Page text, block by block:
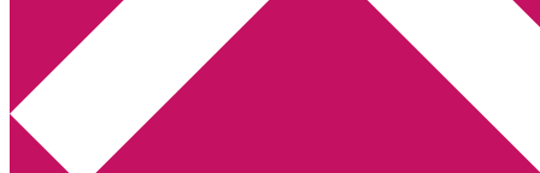
You are here:Home Desirée Abrahamsson
Dags för en ny
tryckning av min dotters bok
Dags för en ny tryckning av
min dotters bok